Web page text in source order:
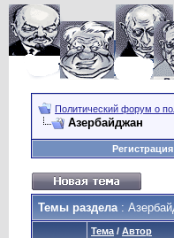
Политический форум о
Азербайджан
Регистрация
Темы раздела:
Тема / Автор